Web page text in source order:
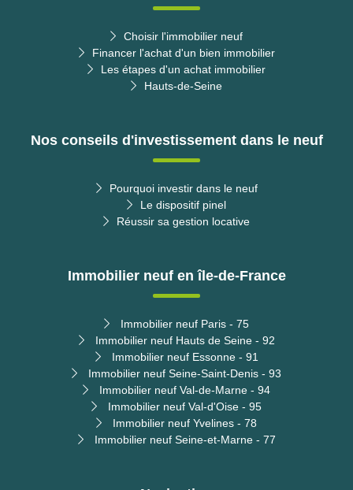
Choisir l'immobilier neuf
Financer l'achat d'un bien immobilier
Les étapes d'un achat immobilier
Hauts-de-Seine
Nos conseils d'investissement dans le neuf
Pourquoi investir dans le neuf
Le dispositif pinel
Réussir sa gestion locative
Immobilier neuf en île-de-France
Immobilier neuf Paris - 75
Immobilier neuf Hauts de Seine - 92
Immobilier neuf Essonne - 91
Immobilier neuf Seine-Saint-Denis - 93
Immobilier neuf Val-de-Marne - 94
Immobilier neuf Val-d'Oise - 95
Immobilier neuf Yvelines - 78
Immobilier neuf Seine-et-Marne - 77